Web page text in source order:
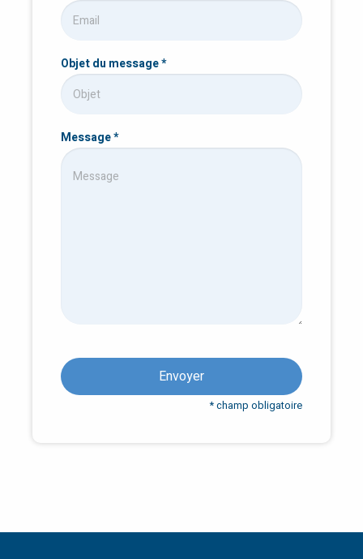
Objet du message*
Message*
Envoyer
* champ obligatoire